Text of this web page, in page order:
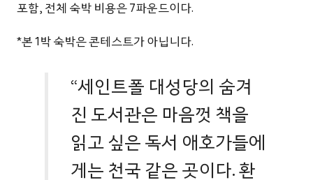
포함, 전체 숙박 비용은 7파운드이다.
*본 1박 숙박은 콘테스트가 아닙니다.
“세인트폴 대성당의 숨겨
진 도서관은 마음껏 책을
읽고 싶은 독서 애호가들에
게는 천국 같은 곳이다. 환